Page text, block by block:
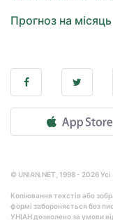
Прогноз на місяць
© UNIAN.NET, 1998 - 2026
Копіювання текстів або
формі забороняється без
УНІАН дозволено за умови